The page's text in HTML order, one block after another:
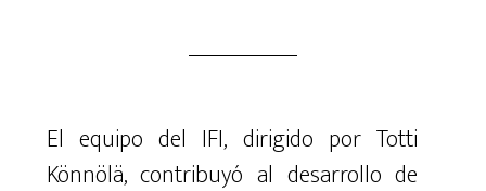
El equipo del IFI, dirigido por Totti
Könnölä, contribuyó al desarrollo de